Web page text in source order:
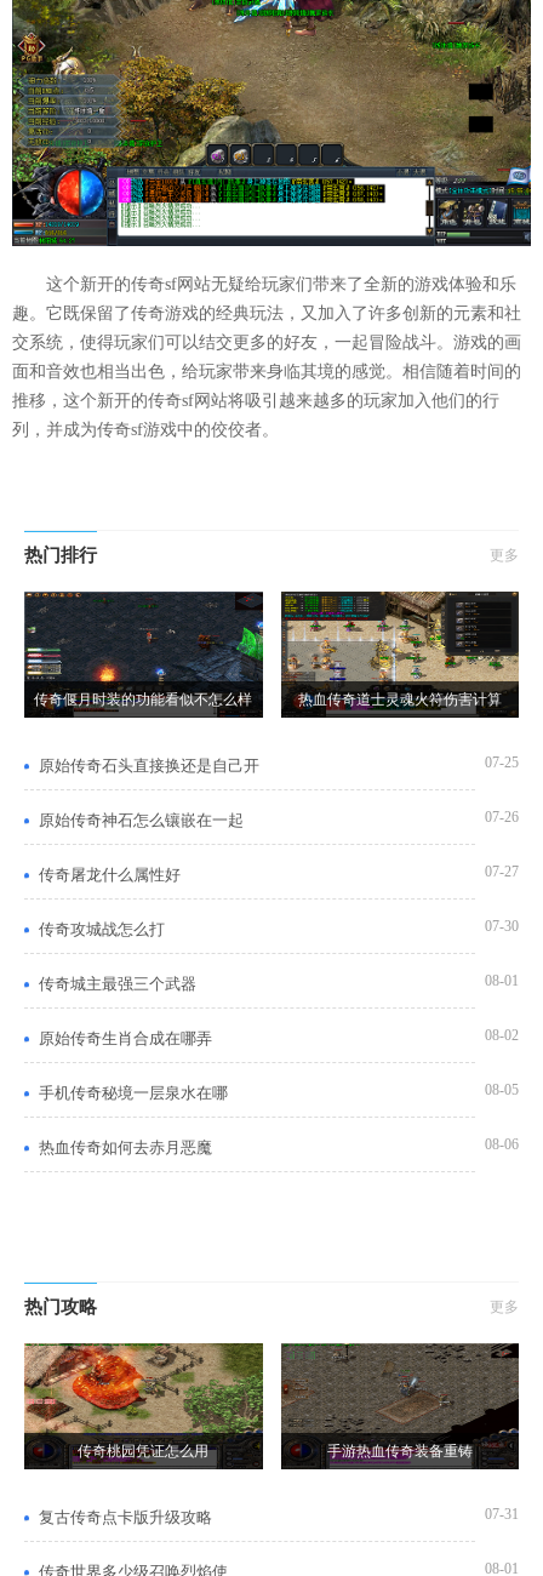
这个新开的传奇sf网站无疑给玩家们带来了全新的游戏体验和乐
趣。它既保留了传奇游戏的经典玩法，又加入了许多创新的元素和社
交系统，使得玩家们可以结交更多的好友，一起冒险战斗。游戏的画
面和音效也相当出色，给玩家带来身临其境的感觉。相信随着时间的
推移，这个新开的传奇sf网站将吸引越来越多的玩家加入他们的行
列，并成为传奇sf游戏中的佼佼者。
热门排行 更多
传奇偃月时装的功能看似不怎么样 热血传奇道士灵魂火符伤害计算
原始传奇石头直接换还是自己开 07-25
原始传奇神石怎么镶嵌在一起 07-26
传奇屠龙什么属性好 07-27
传奇攻城战怎么打 07-30
传奇城主最强三个武器 08-01
原始传奇生肖合成在哪弄 08-02
手机传奇秘境一层泉水在哪 08-05
热血传奇如何去赤月恶魔 08-06
热门攻略 更多
传奇桃园凭证怎么用 手游热血传奇装备重铸
复古传奇点卡版升级攻略 07-31
传奇世界多少级召唤烈焰使 08-01